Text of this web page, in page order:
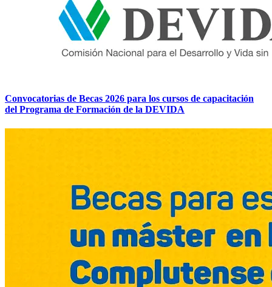
Convocatorias de Becas 2026 para los cursos de capacitación
del Programa de Formación de la DEVIDA